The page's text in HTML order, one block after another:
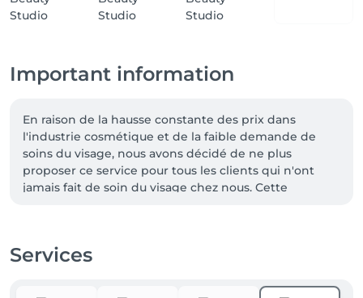
Important information
En raison de la hausse constante des prix dans
l'industrie cosmétique et de la faible demande de
soins du visage, nous avons décidé de ne plus
proposer ce service pour tous les clients qui n'ont
jamais fait de soin du visage chez nous. Cette
visage, vous avez jusqu'au 31 décembre pour l'utiliser.
Services